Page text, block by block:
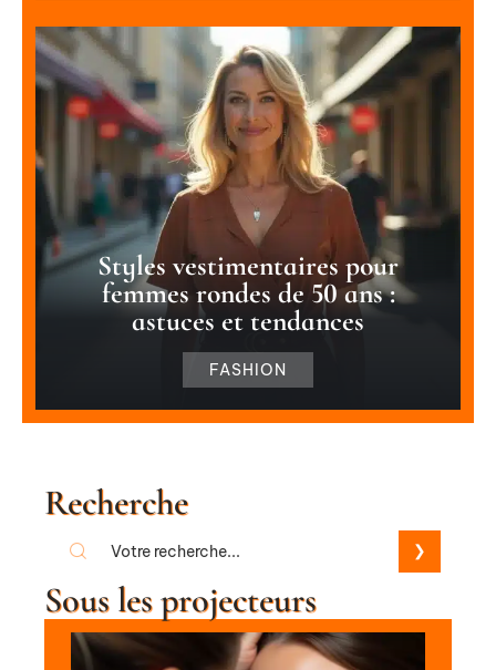
Styles vestimentaires pour
femmes rondes de 50 ans :
astuces et tendances
FASHION
Recherche
Sous les projecteurs